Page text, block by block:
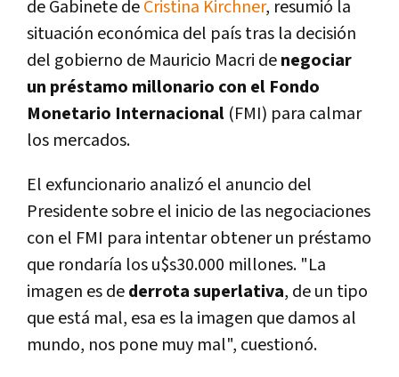
de Gabinete deCristina Kirchner, resumió la
situación económica del paí­s tras la decisión
del gobierno de Mauricio Macri denegociar
un préstamo millonario con el Fondo
Monetario Internacional (FMI) para calmar
los mercados.
El exfuncionario analizó el anuncio del
Presidente sobre el inicio de las negociaciones
con el FMI para intentar obtener un préstamo
que rondarí­a los u$s30.000 millones. "La
imagen es dederrota superlativa, de un tipo
que está mal, esa es la imagen que damos al
mundo, nos pone muy mal", cuestionó.